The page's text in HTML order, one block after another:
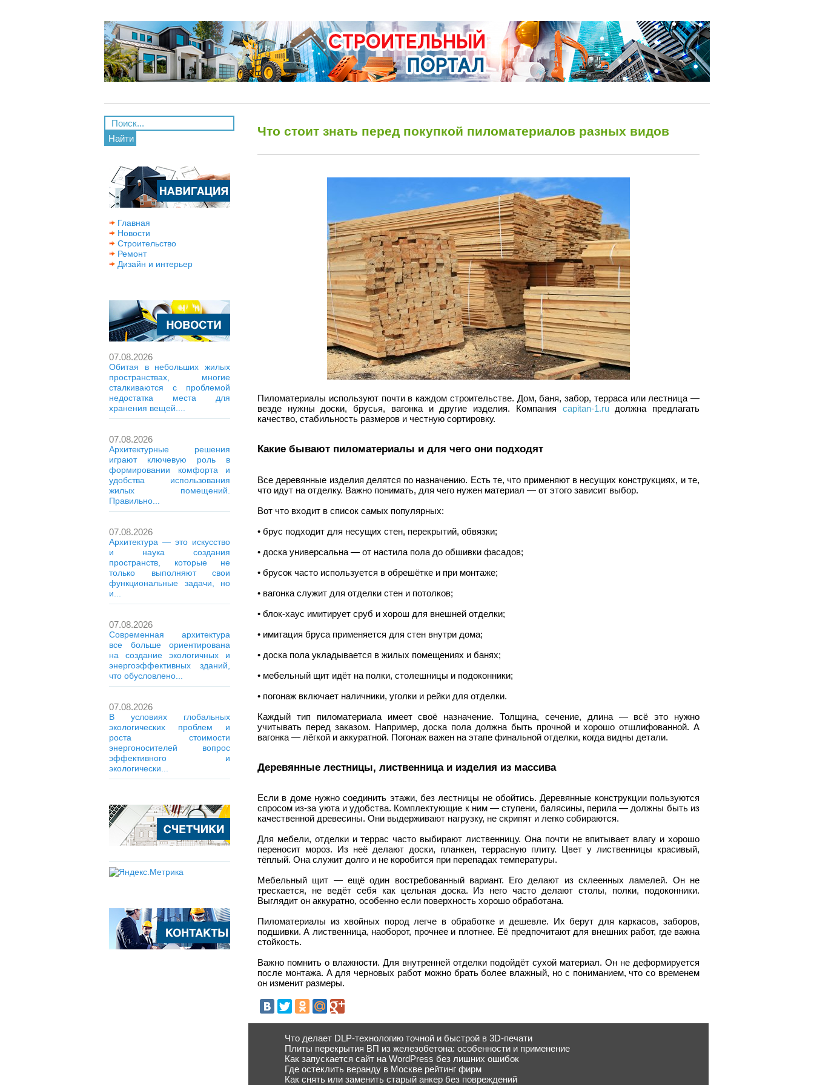
Найти
Главная
Новости
Строительство
Ремонт
Дизайн и интерьер
07.08.2026
Обитая в небольших жилых
пространствах, многие
сталкиваются с проблемой
недостатка места для
хранения вещей....
07.08.2026
Архитектурные решения
играют ключевую роль в
формировании комфорта и
удобства использования
жилых помещений.
Правильно...
07.08.2026
Архитектура — это искусство
и наука создания
пространств, которые не
только выполняют свои
функциональные задачи, но
и...
07.08.2026
Современная архитектура
все больше ориентирована
на создание экологичных и
энергоэффективных зданий,
что обусловлено...
07.08.2026
В условиях глобальных
экологических проблем и
роста стоимости
энергоносителей вопрос
эффективного и
экологически...
Что стоит знать перед покупкой пиломатериалов разных видов
Пиломатериалы используют почти в каждом строительстве. Дом, баня, забор, терраса или лестница —
везде нужны доски, брусья, вагонка и другие изделия. Компания capitan-1.ruдолжна предлагать
качество, стабильность размеров и честную сортировку.
Какие бывают пиломатериалы и для чего они подходят
Все деревянные изделия делятся по назначению. Есть те, что применяют в несущих конструкциях, и те,
что идут на отделку. Важно понимать, для чего нужен материал — от этого зависит выбор.
Вот что входит в список самых популярных:
• брус подходит для несущих стен, перекрытий, обвязки;
• доска универсальна — от настила пола до обшивки фасадов;
• брусок часто используется в обрешётке и при монтаже;
• вагонка служит для отделки стен и потолков;
• блок-хаус имитирует сруб и хорош для внешней отделки;
• имитация бруса применяется для стен внутри дома;
• доска пола укладывается в жилых помещениях и банях;
• мебельный щит идёт на полки, столешницы и подоконники;
• погонаж включает наличники, уголки и рейки для отделки.
Каждый тип пиломатериала имеет своё назначение. Толщина, сечение, длина — всё это нужно
учитывать перед заказом. Например, доска пола должна быть прочной и хорошо отшлифованной. А
вагонка — лёгкой и аккуратной. Погонаж важен на этапе финальной отделки, когда видны детали.
Деревянные лестницы, лиственница и изделия из массива
Если в доме нужно соединить этажи, без лестницы не обойтись. Деревянные конструкции пользуются
спросом из-за уюта и удобства. Комплектующие к ним — ступени, балясины, перила — должны быть из
качественной древесины. Они выдерживают нагрузку, не скрипят и легко собираются.
Для мебели, отделки и террас часто выбирают лиственницу. Она почти не впитывает влагу и хорошо
переносит мороз. Из неё делают доски, планкен, террасную плиту. Цвет у лиственницы красивый,
тёплый. Она служит долго и не коробится при перепадах температуры.
Мебельный щит — ещё один востребованный вариант. Его делают из склеенных ламелей. Он не
трескается, не ведёт себя как цельная доска. Из него часто делают столы, полки, подоконники.
Выглядит он аккуратно, особенно если поверхность хорошо обработана.
Пиломатериалы из хвойных пород легче в обработке и дешевле. Их берут для каркасов, заборов,
подшивки. А лиственница, наоборот, прочнее и плотнее. Её предпочитают для внешних работ, где важна
стойкость.
Важно помнить о влажности. Для внутренней отделки подойдёт сухой материал. Он не деформируется
после монтажа. А для черновых работ можно брать более влажный, но с пониманием, что со временем
он изменит размеры.
Что делает DLP-технологию точной и быстрой в 3D-печати
Плиты перекрытия ВП из железобетона: особенности и применение
Как запускается сайт на WordPress без лишних ошибок
Где остеклить веранду в Москве рейтинг фирм
Как снять или заменить старый анкер без повреждений